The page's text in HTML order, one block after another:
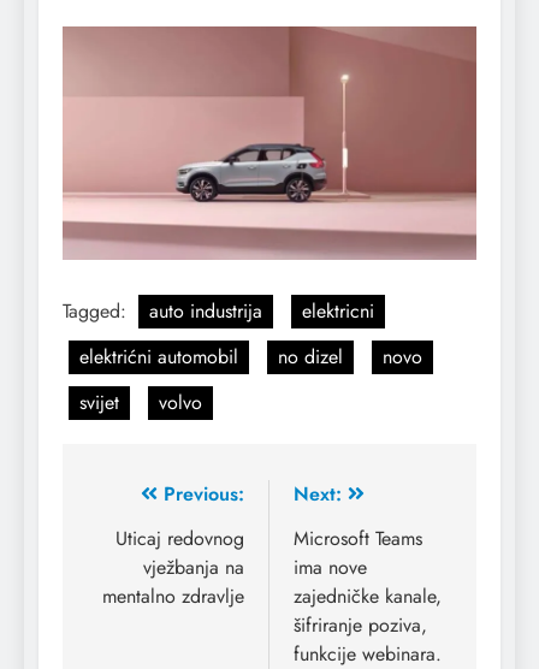
Tagged: auto industrija
elektricni
elektrićni automobil
no dizel
novo
svijet
volvo
Previous:
Uticaj redovnog
vježbanja na
mentalno zdravlje
Next:
Microsoft Teams
ima nove
zajedničke kanale,
šifriranje poziva,
funkcije webinara.